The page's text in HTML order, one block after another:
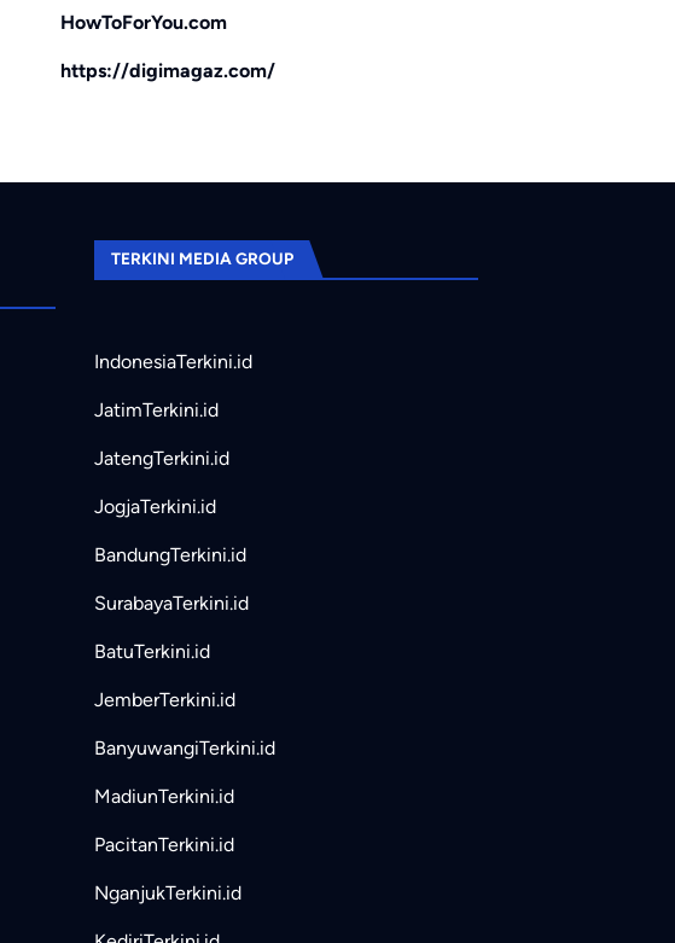
HowToForYou.com
https://digimagaz.com/
TERKINI MEDIA GROUP
IndonesiaTerkini.id
JatimTerkini.id
JatengTerkini.id
JogjaTerkini.id
BandungTerkini.id
SurabayaTerkini.id
BatuTerkini.id
JemberTerkini.id
BanyuwangiTerkini.id
MadiunTerkini.id
PacitanTerkini.id
NganjukTerkini.id